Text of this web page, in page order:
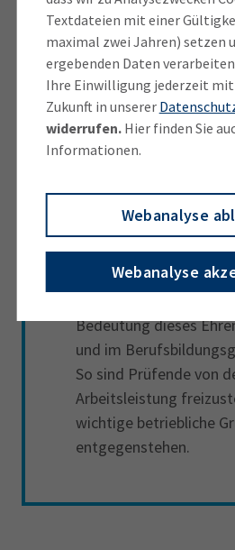
Textdateien mit einer
maximal zwei Jahren) setzen
ergebenden Daten
Ihre Einwilligung jederzeit mit
Zukunft in unserer
widerrufen.Hier finden Sie
Informationen.
Webanalyse
Webanalyse
In Zeiten des
immer mehr
Herausforderungen
durch die Freistellung
Mitarbeitenden für das
einen direkten Beitrag
Fachkräftesicherung.
zukünftiger Fachkräfte
gleichzeitig von neuen
einem erweiterten
Bedeutung dieses
und im
So sind Prüfende von
Arbeitsleistung
wichtige betriebliche
entgegenstehen.